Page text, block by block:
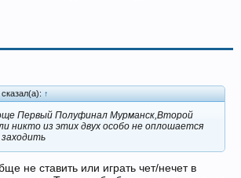
↑
Первый Полуфинал Мурманск,Второй
никто из этих двух особо не оплошается
не ставить или играть чет/нечет в